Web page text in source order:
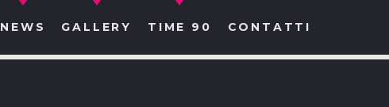
NEWS GALLERY TIME 90 CONTATTI